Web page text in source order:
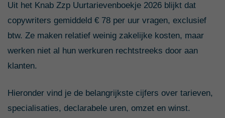
Uit het Knab Zzp Uurtarievenboekje 2026 blijkt dat
copywriters gemiddeld € 78 per uur vragen, exclusief
btw. Ze maken relatief weinig zakelijke kosten, maar
werken niet al hun werkuren rechtstreeks door aan
klanten.
Hieronder vind je de belangrijkste cijfers over tarieven,
specialisaties, declarabele uren, omzet en winst.